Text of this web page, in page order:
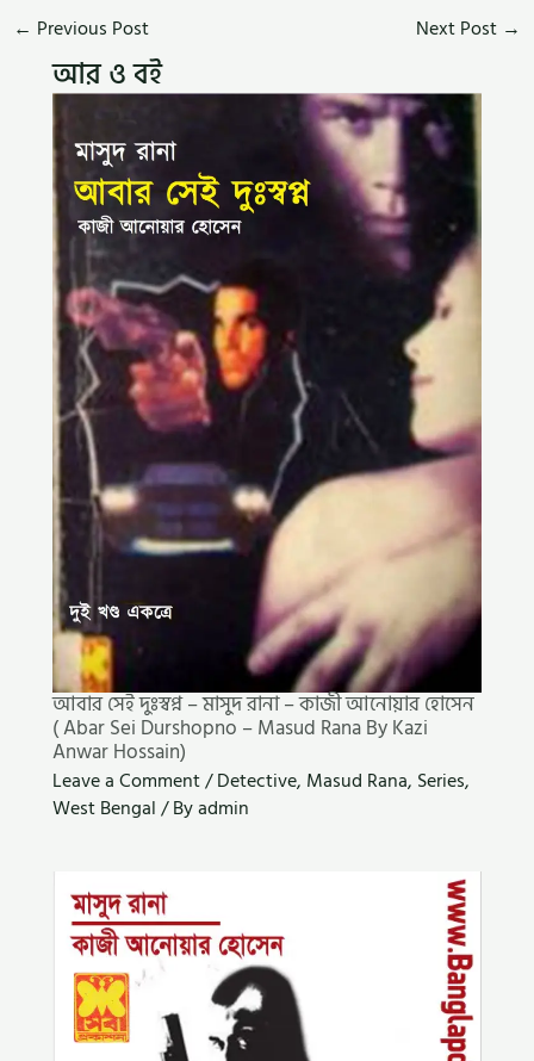
← Previous Post Next Post →
আর ও বই
আবার সেই দুঃস্বপ্ন – মাসুদ রানা – কাজী আনোয়ার হোসেন
( Abar Sei Durshopno – Masud Rana By Kazi
Anwar Hossain)
Leave a Comment/Detective, Masud Rana, Series,
West Bengal/ Byadmin